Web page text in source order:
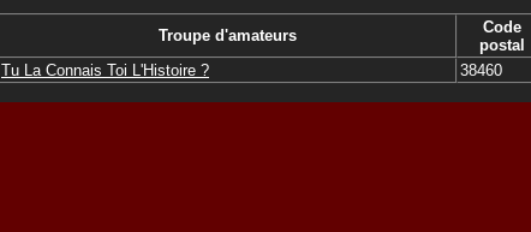
Troupe d'amateurs
Code
postal
Tu La Connais Toi L'Histoire ?
38460